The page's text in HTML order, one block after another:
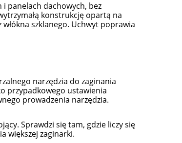
panelach dachowych, bez
konstrukcję opartą na
szklanego. Uchwyt poprawia
narzędzia do zaginania
przypadkowego ustawienia
prowadzenia narzędzia.
Sprawdzi się tam, gdzie liczy się
większej zaginarki.